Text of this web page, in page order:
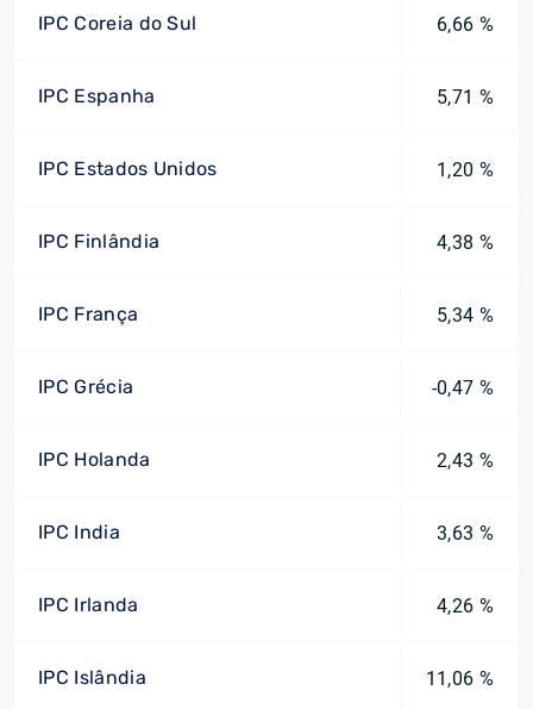
IPC Coreia do Sul 6,66 %
IPC Espanha 5,71 %
IPC Estados Unidos 1,20 %
IPC Finlândia 4,38 %
IPC França 5,34 %
IPC Grécia -0,47 %
IPC Holanda 2,43 %
IPC India 3,63 %
IPC Irlanda 4,26 %
IPC Islândia 11,06 %